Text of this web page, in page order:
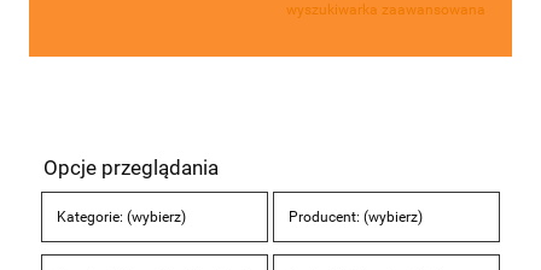
wyszukiwarka zaawansowana
Opcje przeglądania
Kategorie: (wybierz) Producent: (wybierz)